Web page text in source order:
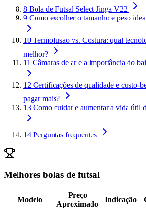
8 Bola de Futsal Select Jinga V22
9 Como escolher o tamanho e peso
10 Termofusão vs. Costura: qual
melhor?
11 Câmaras de ar e a importância do
12 Certificações de qualidade e custo-
pagar mais?
13 Como cuidar e aumentar a vida útil
14 Perguntas frequentes
Melhores bolas de futsal
Modelo
Preço
Aproximado
Indicação